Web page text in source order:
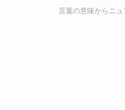
言葉の意味からニ